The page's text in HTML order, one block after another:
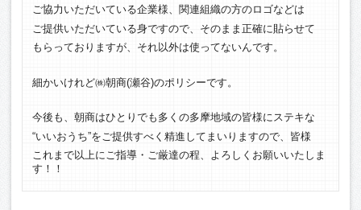
ご協力いただいている企業様、関連組織の方のロゴなどは
ご提供いただいている身ですので、そのまま正確に貼らせて
もらっておりますが、それ以外は使ってないんです。
細かいけれど㈱朝商(瀬谷)のポリシーです。
今後も、朝商はひとりでも多くの多摩地域の皆様にステキな
“いいおうち”をご提供すべく精進してまいりますので、皆様
これまで以上にご指導・ご厳達の程、よろしくお願いいたしま
す！！